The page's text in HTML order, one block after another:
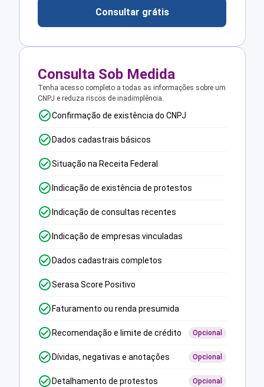
Consultar grátis
Consulta Sob Medida
Tenha acesso completo a todas as informações sobre um
CNPJ e reduza riscos de inadimplência.
Confirmação de existência do CNPJ
Dados cadastrais básicos
Situação na Receita Federal
Indicação de existência de protestos
Indicação de consultas recentes
Indicação de empresas vinculadas
Dados cadastrais completos
Serasa Score Positivo
Faturamento ou renda presumida
Recomendação e limite de crédito Opcional
Dívidas, negativas e anotações Opcional
Detalhamento de protestos Opcional